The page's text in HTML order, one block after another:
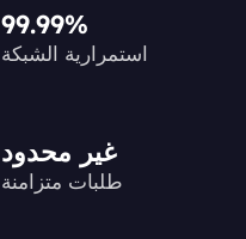
99.99%
استمرارية الشبكة
غير محدود
طلبات متزامنة